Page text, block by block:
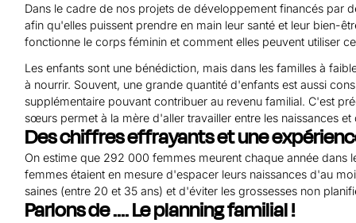
Dans le cadre de nos projets de développement financés par
afin qu'elles puissent prendre en main leur santé et leur bien-
fonctionne le corps féminin et comment elles peuvent utiliser
Les enfants sont une bénédiction, mais dans les familles à
à nourrir. Souvent, une grande quantité d'enfants est aussi
supplémentaire pouvant contribuer au revenu familial. C'est
sœurs permet à la mère d'aller travailler entre les naissances
Des chiffres effrayants et une
On estime que 292 000 femmes meurent chaque année
femmes étaient en mesure d'espacer leurs naissances d'au
saines (entre 20 et 35 ans) et d'éviter les grossesses non
Parlons de .... Le planning familial !